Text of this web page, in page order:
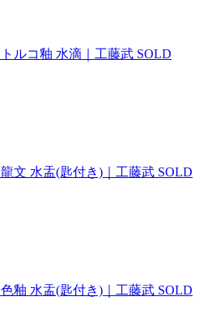
トルコ釉 水滴｜工藤武 SOLD
龍文 水盂(匙付き)｜工藤武 SOLD
色釉 水盂(匙付き)｜工藤武 SOLD